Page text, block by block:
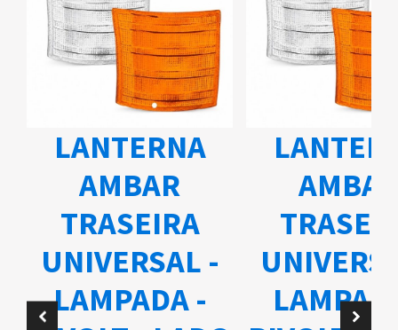
LANTERNA
AMBAR
TRASEIRA
UNIVERSAL -
LAMPADA -